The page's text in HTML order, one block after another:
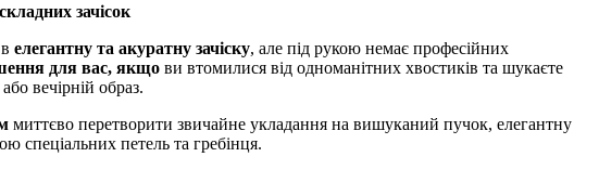
зачісок
елегантну та акуратну зачіску, але під рукою немає професійних
для вас, якщо ви втомилися від одноманітних хвостиків та шукаєте
вечірній образ.
миттєво перетворити звичайне укладання на вишуканий пучок, елегантну
спеціальних петель та гребінця.